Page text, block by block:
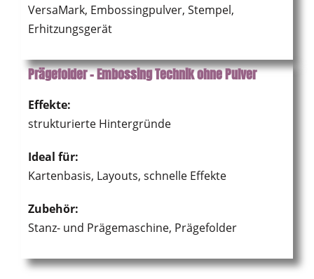
VersaMark, Embossingpulver, Stempel,
Erhitzungsgerät
Prägefolder – Embossing Technik ohne Pulver
Effekte:
strukturierte Hintergründe
Ideal für:
Kartenbasis, Layouts, schnelle Effekte
Zubehör:
Stanz- und Prägemaschine, Prägefolder